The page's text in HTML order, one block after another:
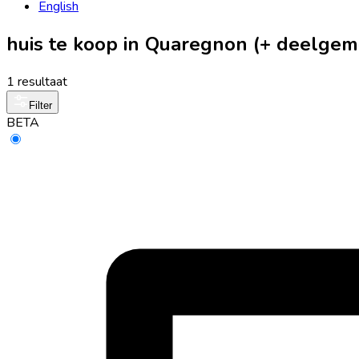
English
huis te koop in Quaregnon (+
1 resultaat
Filter
BETA